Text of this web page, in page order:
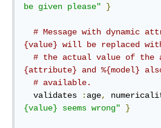
be given please"
}
# Message with dynamic
{value} will be replaced
# the actual value of the
{attribute} and %{model}
# available.
  validates
: age,
{value} seems wrong"
}